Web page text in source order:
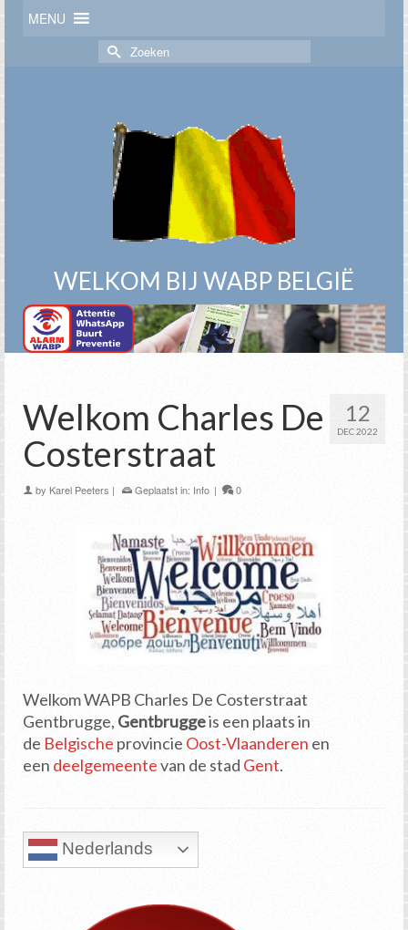
MENU
Zoek
naar:
WELKOM BIJ WABP BELGIË
12
DEC 2022
Welkom Charles De
Costerstraat
by Karel Peeters | Geplaatst in: Info | 0
Welkom WAPB Charles De Costerstraat
Gentbrugge, Gentbruggeis een plaats in
de Belgische provincie Oost-Vlaanderen en
een deelgemeentevan de stad Gent.
Nederlands